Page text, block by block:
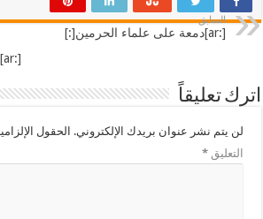
السابق
[:ar]دمعة على علماء الحرمين[:]
[:ar]مع القرآن الكريم[:]
اترك تعليقاً
لن يتم نشر عنوان بريدك الإلكتروني. الحقول
التعليق*